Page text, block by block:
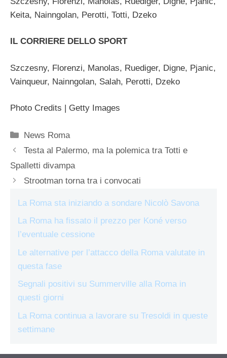
Keita, Nainngolan, Perotti, Totti, Dzeko
IL CORRIERE DELLO SPORT
Szczesny, Florenzi, Manolas, Ruediger, Digne, Pjanic,
Vainqueur, Nainngolan, Salah, Perotti, Dzeko
Photo Credits | Getty Images
Categorie
News Roma
Testa al Palermo, ma la polemica tra Totti e
Spalletti divampa
Strootman torna tra i convocati
La Roma sta iniziando a sondare Nicolò Savona
La Roma ha fissato il prezzo per Koné verso
l’eventuale cessione
Le alternative per l’attacco della Roma valutate in
questa fase
Segnali positivi su Summerville alla Roma in
questi giorni
La Roma continua a lavorare su Tresoldi in queste
settimane